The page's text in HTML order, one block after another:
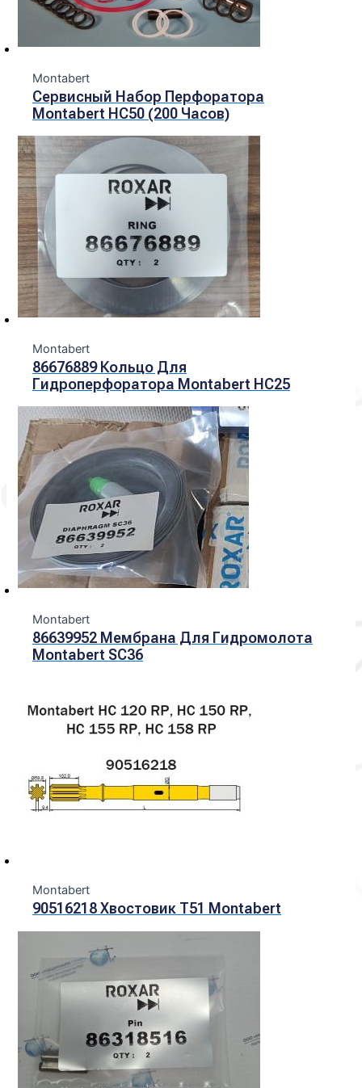
Montabert
Сервисный Набор Перфоратора
Montabert HC50 (200 Часов)
Montabert
86676889 Кольцо Для
Гидроперфоратора Montabert HC25
Montabert
86639952 Мембрана Для Гидромолота
Montabert SC36
Montabert
90516218 Хвостовик Т51 Montabert